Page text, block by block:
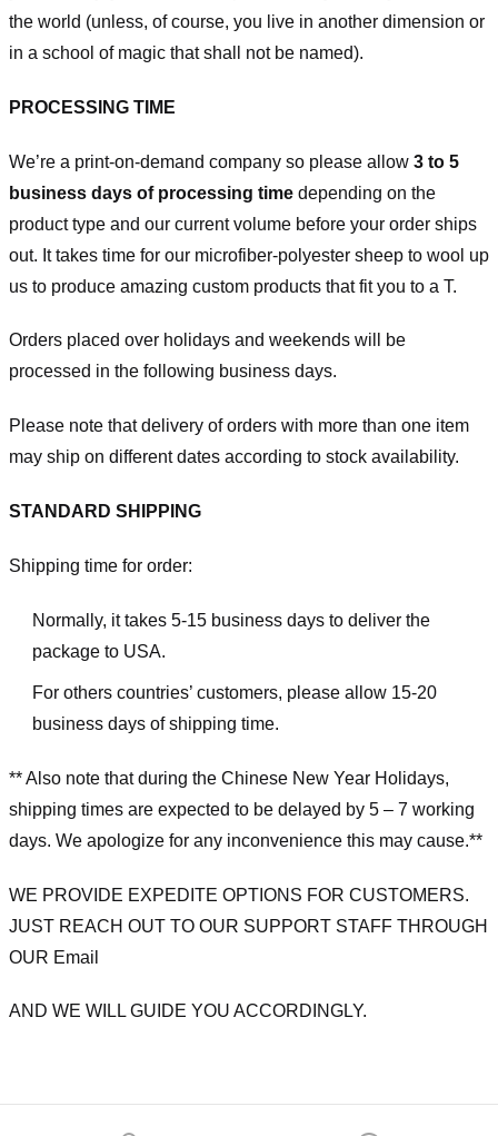
the world (unless, of course, you live in another dimension or
in a school of magic that shall not be named).
PROCESSING TIME
We’re a print-on-demand company so please allow 3 to 5
business days of processing time depending on the
product type and our current volume before your order ships
out. It takes time for our microfiber-polyester sheep to wool up
us to produce amazing custom products that fit you to a T.
Orders placed over holidays and weekends will be
processed in the following business days.
Please note that delivery of orders with more than one item
may ship on different dates according to stock availability.
STANDARD SHIPPING
Shipping time for order:
Normally, it takes 5-15 business days to deliver the
package to USA.
For others countries’ customers, please allow 15-20
business days of shipping time.
** Also note that during the Chinese New Year Holidays,
shipping times are expected to be delayed by 5 – 7 working
days. We apologize for any inconvenience this may cause.**
WE PROVIDE EXPEDITE OPTIONS FOR CUSTOMERS.
JUST REACH OUT TO OUR SUPPORT STAFF THROUGH
OUR Email
AND WE WILL GUIDE YOU ACCORDINGLY.